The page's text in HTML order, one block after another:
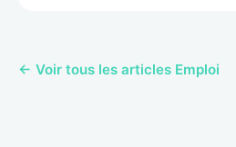
← Voir tous les articles Emploi